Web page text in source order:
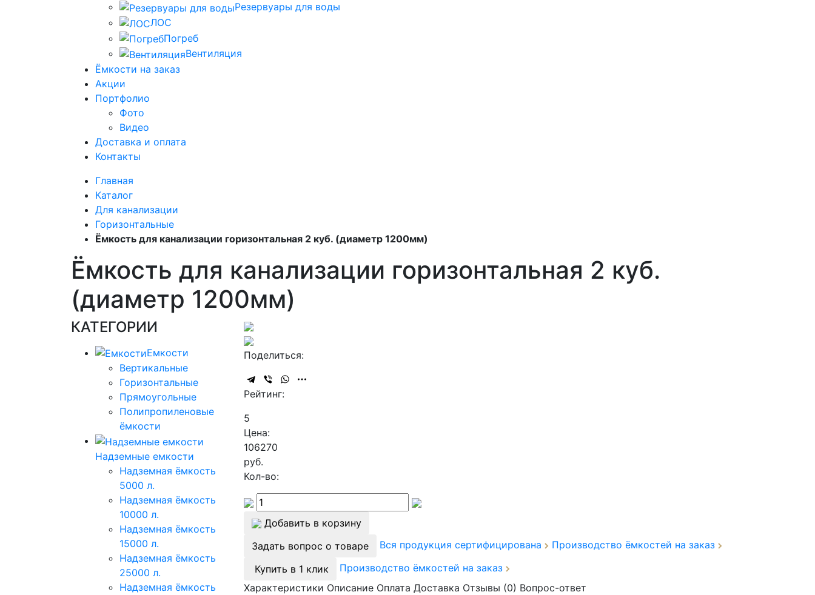
Резервуары для воды
ЛОС
Погреб
Вентиляция
Ёмкости на заказ
Акции
Портфолио
Фото
Видео
Доставка и оплата
Контакты
Главная
Каталог
Для канализации
Горизонтальные
Ёмкость для канализации горизонтальная 2 куб. (диаметр 1200мм)
Ёмкость для канализации горизонтальная 2 куб.
(диаметр 1200мм)
КАТЕГОРИИ
Емкости
Вертикальные
Горизонтальные
Прямоугольные
Полипропиленовые
ёмкости
Надземные емкости
Надземная ёмкость
5000 л.
Надземная ёмкость
10000 л.
Надземная ёмкость
15000 л.
Надземная ёмкость
25000 л.
Надземная ёмкость
Поделиться:
Рейтинг:
5
Цена:
106270
руб.
Кол-во:
Добавить в корзину
Задать вопрос о товаре
Вся продукция сертифицирована
Производство ёмкостей на заказ
Купить в 1 клик
Производство ёмкостей на заказ
Характеристики Описание Оплата Доставка Отзывы (0) Вопрос-ответ